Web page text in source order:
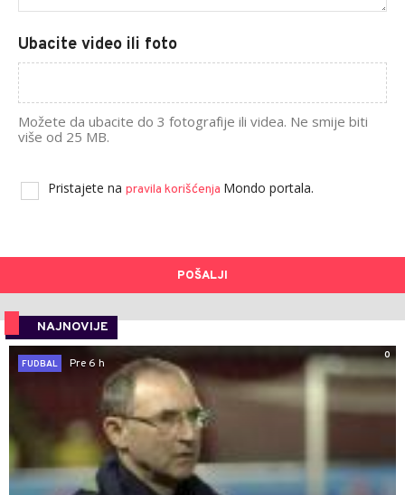
Ubacite video ili foto
Možete da ubacite do 3 fotografije ili videa. Ne smije biti
više od 25 MB.
Pristajete na pravila korišćenja Mondo portala.
POŠALJI
NAJNOVIJE
0
FUDBAL
Pre 6 h